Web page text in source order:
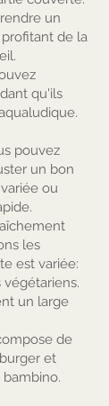
un
de la
qu'ils
pouvez
un bon
ou
les
est variée:
végétariens.
un large
de
et
bambino.